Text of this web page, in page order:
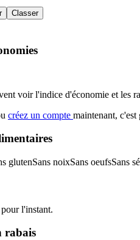
Classer
voir l'indice d'économie et les
créez un compte maintenant, c'est
glutenSans noixSans oeufsSans
l'instant.
rabais